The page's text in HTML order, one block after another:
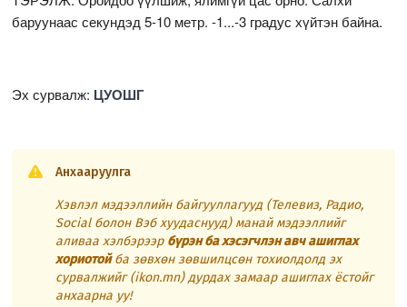
баруунаас секундэд 5-10 метр. -1...-3 градус хүйтэн байна.
Эх сурвалж: ЦУОШГ
Анхааруулга
Хэвлэл мэдээллийн байгууллагууд (Телевиз, Радио,
Social болон Вэб хуудаснууд) манай мэдээллийг
аливаа хэлбэрээр бүрэн ба хэсэгчлэн авч ашиглах
хориотойба зөвхөн зөвшилцсөн тохиолдолд эх
сурвалжийг (ikon.mn) дурдах замаар ашиглах ёстойг
анхаарна уу!